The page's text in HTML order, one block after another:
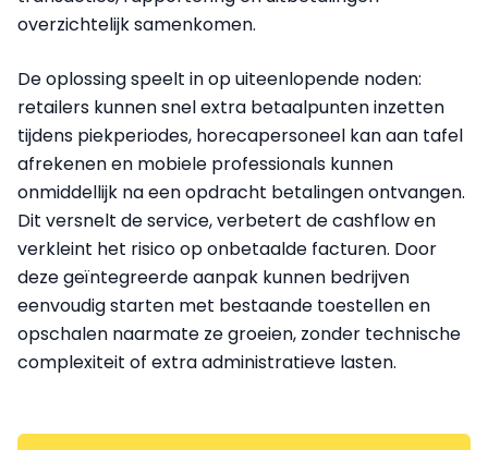
overzichtelijk samenkomen.
De oplossing speelt in op uiteenlopende noden:
retailers kunnen snel extra betaalpunten inzetten
tijdens piekperiodes, horecapersoneel kan aan tafel
afrekenen en mobiele professionals kunnen
onmiddellijk na een opdracht betalingen ontvangen.
Dit versnelt de service, verbetert de cashflow en
verkleint het risico op onbetaalde facturen. Door
deze geïntegreerde aanpak kunnen bedrijven
eenvoudig starten met bestaande toestellen en
opschalen naarmate ze groeien, zonder technische
complexiteit of extra administratieve lasten.